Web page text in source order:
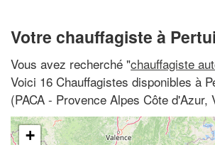
Votre chauffagiste à
Vous avez recherché "chauffagiste
Voici 16 Chauffagistes disponibles à
(PACA - Provence Alpes Côte d'Azur,
+